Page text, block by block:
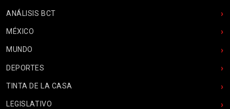
ANÁLISIS BCT
MÉXICO
MUNDO
DEPORTES
TINTA DE LA CASA
LEGISLATIVO